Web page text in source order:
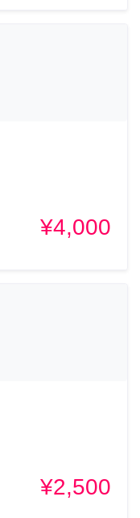
¥4,000
¥2,500